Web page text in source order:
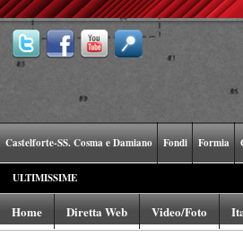
Castelforte-SS. Cosma e Damiano Fondi Formia
ULTIMISSIME
Home Diretta Web Video/Foto